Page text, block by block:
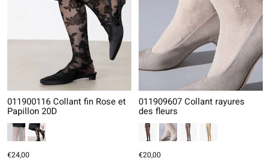
011900116 Collant fin Rose et
Papillon 20D
€24,00
011909607 Collant rayures
des fleurs
€20,00